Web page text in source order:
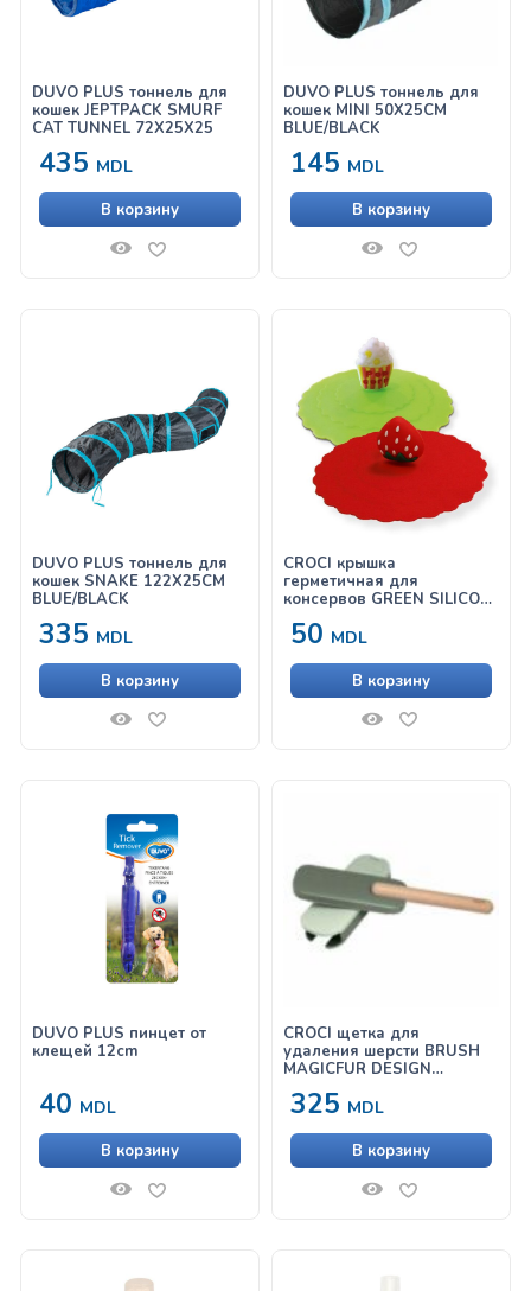
DUVO PLUS тоннель для
кошек JEPTPACK SMURF
CAT TUNNEL 72X25X25
435 MDL
В корзину
DUVO PLUS тоннель для
кошек MINI 50X25CM
BLUE/BLACK
145 MDL
В корзину
DUVO PLUS тоннель для
кошек SNAKE 122X25CM
BLUE/BLACK
335 MDL
В корзину
CROCI крышка
герметичная для
консервов GREEN SILICON
50 MDL
В корзину
DUVO PLUS пинцет от
клещей 12cm
40 MDL
В корзину
CROCI щетка для
удаления шерсти BRUSH
MAGICFUR DESIGN
325 MDL
В корзину